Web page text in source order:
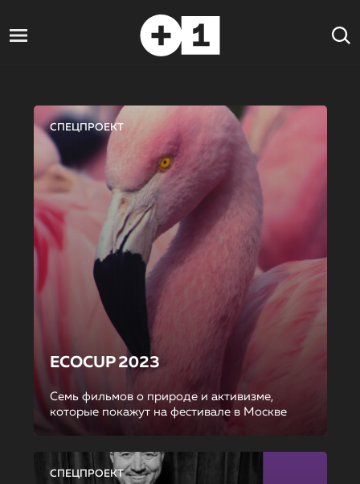
СПЕЦПРОЕКТ
ECOCUP 2023
Семь фильмов о природе и активизме,
которые покажут на фестивале в Москве
СПЕЦПРОЕКТ